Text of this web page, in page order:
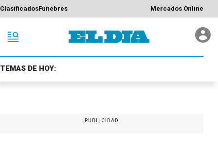
ClasificadosFúnebres Mercados Online
TEMAS DE HOY:
PUBLICIDAD